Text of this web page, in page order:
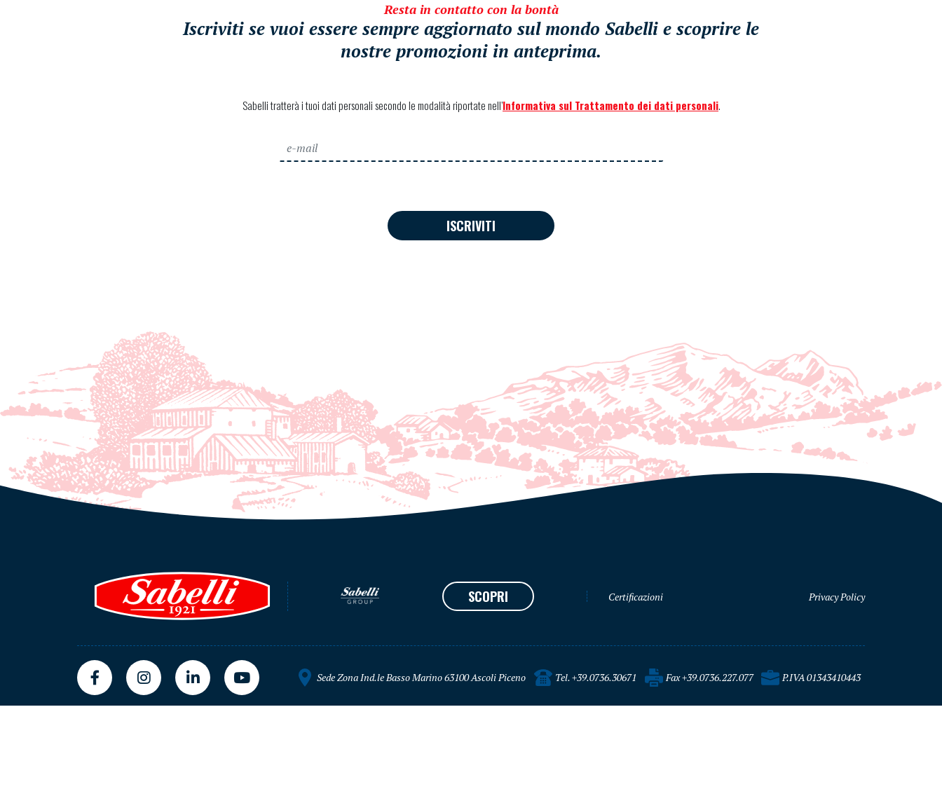
Resta in contatto con la bontà
Iscriviti se vuoi essere sempre aggiornato sul mondo Sabelli e scoprire le
nostre promozioni in anteprima.
Sabelli tratterà i tuoi dati personali secondo le modalità riportate nell’Informativa sul Trattamento dei dati personali.
ISCRIVITI
SCOPRI Certificazioni Privacy Policy
Sede Zona Ind.le Basso Marino 63100 Ascoli Piceno Tel. +39.0736.30671 Fax +39.0736.227.077 P.IVA 01343410443